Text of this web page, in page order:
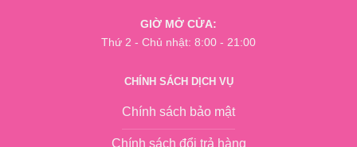
GIỜ MỞ CỬA:
Thứ 2 - Chủ nhật: 8:00 - 21:00
CHÍNH SÁCH DỊCH VỤ
Chính sách bảo mật
Chính sách đổi trả hàng